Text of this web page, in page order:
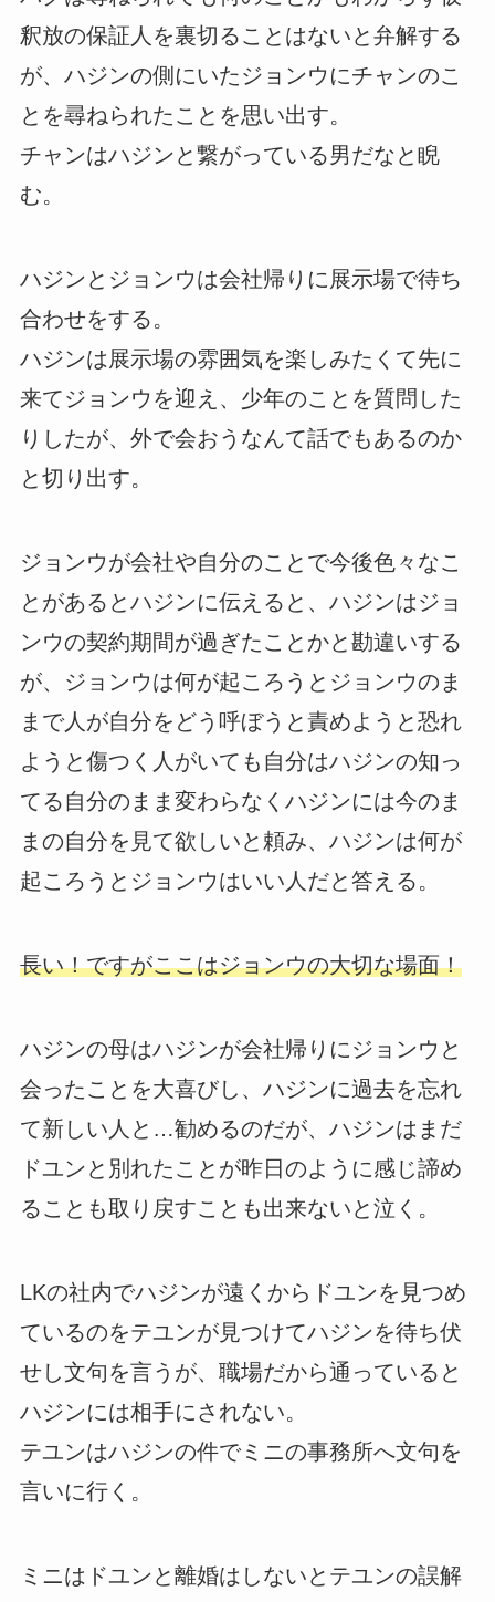
釈放の保証人を裏切ることはないと弁解する
が、ハジンの側にいたジョンウにチャンのこ
とを尋ねられたことを思い出す。
チャンはハジンと繋がっている男だなと睨
む。
ハジンとジョンウは会社帰りに展示場で待ち
合わせをする。
ハジンは展示場の雰囲気を楽しみたくて先に
来てジョンウを迎え、少年のことを質問した
りしたが、外で会おうなんて話でもあるのか
と切り出す。
ジョンウが会社や自分のことで今後色々なこ
とがあるとハジンに伝えると、ハジンはジョ
ンウの契約期間が過ぎたことかと勘違いする
が、ジョンウは何が起ころうとジョンウのま
まで人が自分をどう呼ぼうと責めようと恐れ
ようと傷つく人がいても自分はハジンの知っ
てる自分のまま変わらなくハジンには今のま
まの自分を見て欲しいと頼み、ハジンは何が
起ころうとジョンウはいい人だと答える。
長い！ですがここはジョンウの大切な場面！
ハジンの母はハジンが会社帰りにジョンウと
会ったことを大喜びし、ハジンに過去を忘れ
て新しい人と…勧めるのだが、ハジンはまだ
ドユンと別れたことが昨日のように感じ諦め
ることも取り戻すことも出来ないと泣く。
LKの社内でハジンが遠くからドユンを見つめ
ているのをテユンが見つけてハジンを待ち伏
せし文句を言うが、職場だから通っていると
ハジンには相手にされない。
テユンはハジンの件でミニの事務所へ文句を
言いに行く。
ミニはドユンと離婚はしないとテユンの誤解